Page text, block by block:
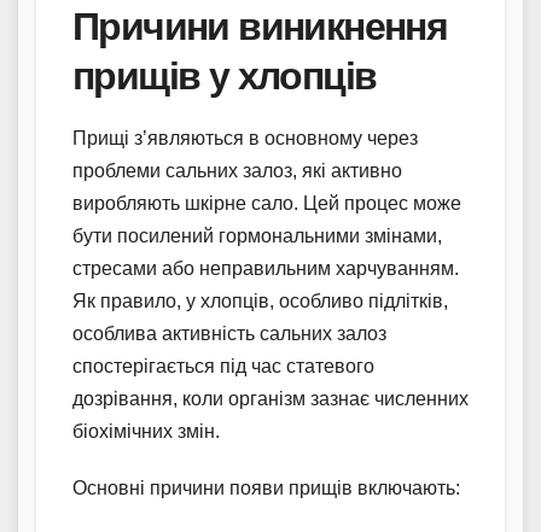
Причини виникнення
прищів у хлопців
Прищі з’являються в основному через
проблеми сальних залоз, які активно
виробляють шкірне сало. Цей процес може
бути посилений гормональними змінами,
стресами або неправильним харчуванням.
Як правило, у хлопців, особливо підлітків,
особлива активність сальних залоз
спостерігається під час статевого
дозрівання, коли організм зазнає численних
біохімічних змін.
Основні причини появи прищів включають: